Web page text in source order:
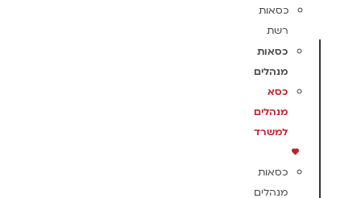
כסאות
רשת
כסאות
מנהלים
כסא
מנהלים
למשרד
כסאות
מנהלים